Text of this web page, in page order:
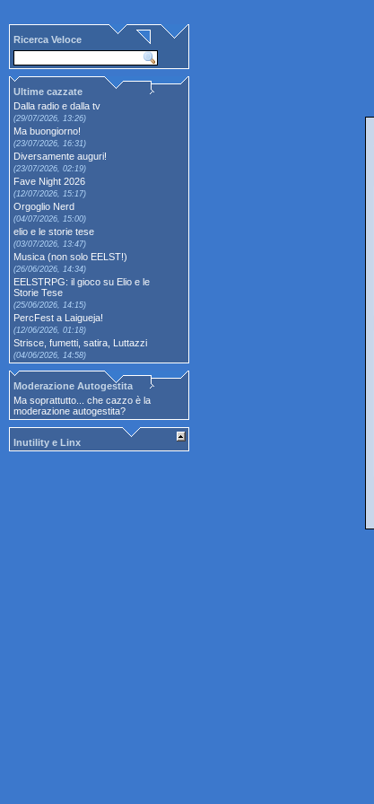
Ricerca Veloce
Ultime cazzate
Dalla radio e dalla tv
(29/07/2026, 13:26)
Ma buongiorno!
(23/07/2026, 16:31)
Diversamente auguri!
(23/07/2026, 02:19)
Fave Night 2026
(12/07/2026, 15:17)
Orgoglio Nerd
(04/07/2026, 15:00)
elio e le storie tese
(03/07/2026, 13:47)
Musica (non solo EELST!)
(26/06/2026, 14:34)
EELSTRPG: il gioco su Elio e le
Storie Tese
(25/06/2026, 14:15)
PercFest a Laigueja!
(12/06/2026, 01:18)
Strisce, fumetti, satira, Luttazzi
(04/06/2026, 14:58)
Moderazione Autogestita
Ma soprattutto... che cazzo è la
moderazione autogestita?
Inutility e Linx